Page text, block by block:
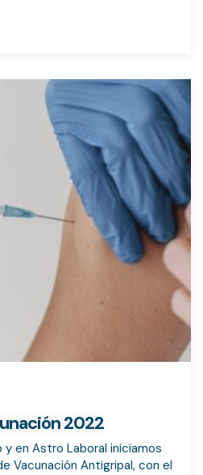
2022
y en Astro Laboral iniciamos
Vacunación Antigripal, con el